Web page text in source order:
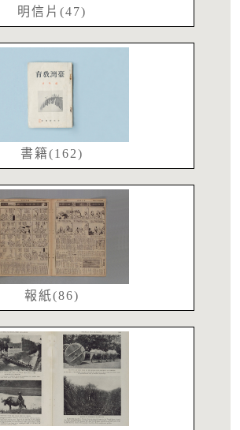
明信片(47)
書籍(162)
報紙(86)